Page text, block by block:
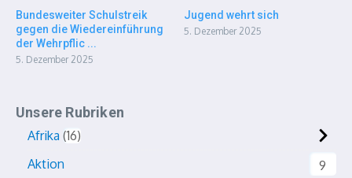
Bundesweiter Schulstreik
gegen die Wiedereinführung
der Wehrpflic ...
5. Dezember 2025
Jugend wehrt sich
5. Dezember 2025
Unsere Rubriken
Afrika 16
Aktion
9